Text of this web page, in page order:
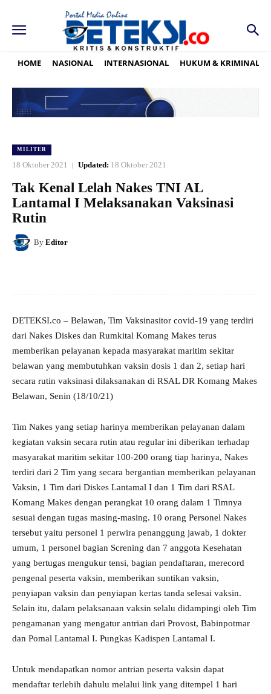
HOME NASIONAL INTERNASIONAL HUKUM & KRIMINAL
MILITER
18 Oktober 2021 Updated: 18 Oktober 2021
Tak Kenal Lelah Nakes TNI AL
Lantamal I Melaksanakan Vaksinasi
Rutin
By Editor
DETEKSI.co – Belawan, Tim Vaksinasitor covid-19 yang terdiri
dari Nakes Diskes dan Rumkital Komang Makes terus
memberikan pelayanan kepada masyarakat maritim sekitar
belawan yang membutuhkan vaksin dosis 1 dan 2, setiap hari
secara rutin vaksinasi dilaksanakan di RSAL DR Komang Makes
Belawan, Senin (18/10/21)
Tim Nakes yang setiap harinya memberikan pelayanan dalam
kegiatan vaksin secara rutin atau regular ini diberikan terhadap
masyarakat maritim sekitar 100-200 orang tiap harinya, Nakes
terdiri dari 2 Tim yang secara bergantian memberikan pelayanan
Vaksin, 1 Tim dari Diskes Lantamal I dan 1 Tim dari RSAL
Komang Makes dengan perangkat 10 orang dalam 1 Timnya
sesuai dengan tugas masing-masing. 10 orang Personel Nakes
tersebut yaitu personel 1 perwira penanggung jawab, 1 dokter
umum, 1 personel bagian Screning dan 7 anggota Kesehatan
yang bertugas mengukur tensi, bagian pendaftaran, merecord
pengenal peserta vaksin, memberikan suntikan vaksin,
penyiapan vaksin dan penyiapan kertas tanda selesai vaksin.
Selain itu, dalam pelaksanaan vaksin selalu didampingi oleh Tim
pengamanan yang mengatur antrian dari Provost, Babinpotmar
dan Pomal Lantamal I. Pungkas Kadispen Lantamal I.
Untuk mendapatkan nomor antrian peserta vaksin dapat
mendaftar terlebih dahulu melalui link yang ditempel 1 hari